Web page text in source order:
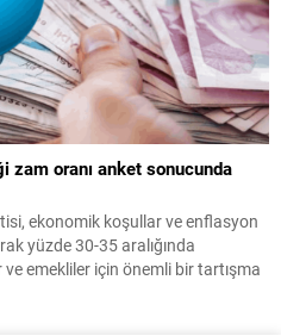
zam oranı anket sonucunda
ekonomik koşullar ve enflasyon
yüzde 30-35 aralığında
emekliler için önemli bir tartışma